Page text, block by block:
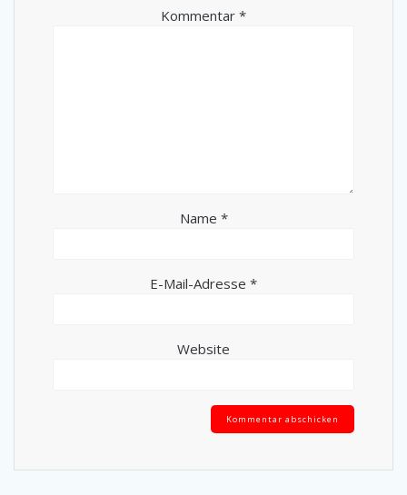
Kommentar *
Name *
E-Mail-Adresse *
Website
Alternative: